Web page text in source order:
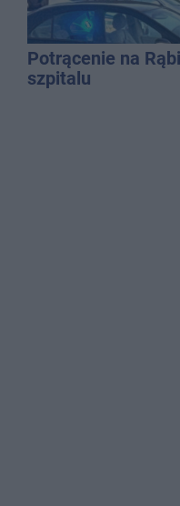
Potrącenie na
szpitalu